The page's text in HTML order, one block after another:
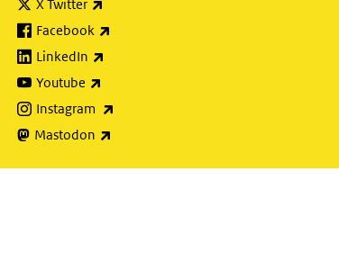
X Twitter
Facebook
LinkedIn
Youtube
Instagram
Mastodon